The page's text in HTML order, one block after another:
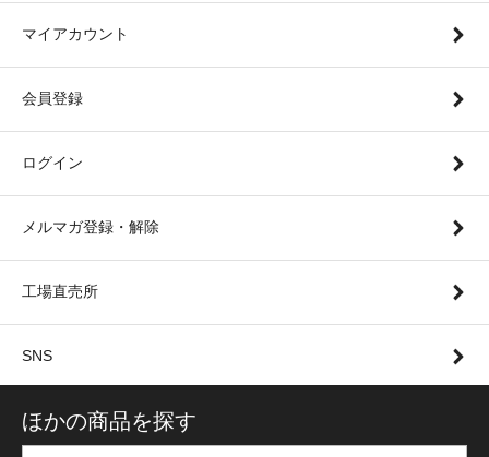
ほかの商品を探す
マイアカウント
会員登録
ログイン
メルマガ登録・解除
工場直売所
SNS
全国アンデデニッシュ販売店舗一覧